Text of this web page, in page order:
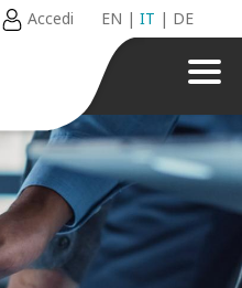
Accedi EN |IT | DE